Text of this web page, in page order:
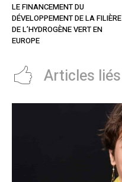
LE FINANCEMENT DU
DÉVELOPPEMENT DE LA FILIÈRE
DE L’HYDROGÈNE VERT EN
EUROPE
Articles liés